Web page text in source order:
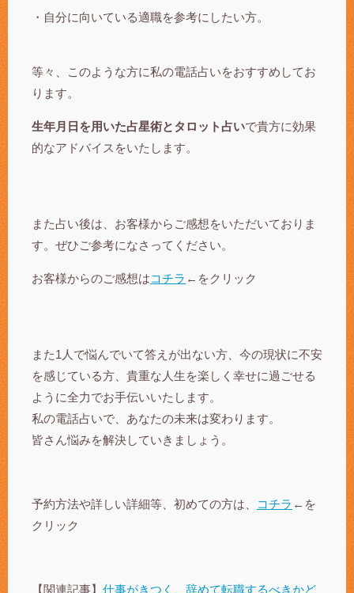
・自分に向いている適職を参考にしたい方。
等々、このような方に私の電話占いをおすすめしてお
ります。
生年月日を用いた占星術とタロット占いで貴方に効果
的なアドバイスをいたします。
また占い後は、お客様からご感想をいただいておりま
す。ぜひご参考になさってください。
お客様からのご感想はコチラ ←をクリック
また1人で悩んでいて答えが出ない方、今の現状に不安
を感じている方、貴重な人生を楽しく幸せに過ごせる
ように全力でお手伝いいたします。
私の電話占いで、あなたの未来は変わります。
皆さん悩みを解決していきましょう。
予約方法や詳しい詳細等、初めての方は、 コチラ ←を
クリック
【関連記事】 仕事がきつく、辞めて転職するべきかど